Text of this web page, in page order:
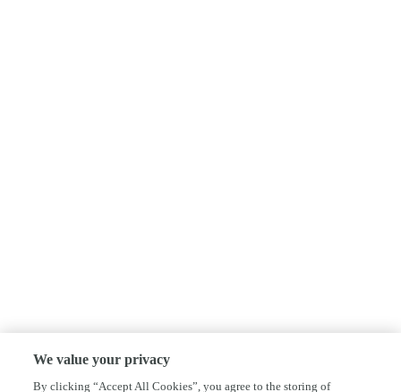
We value your privacy
By clicking “Accept All Cookies”, you agree to the storing of